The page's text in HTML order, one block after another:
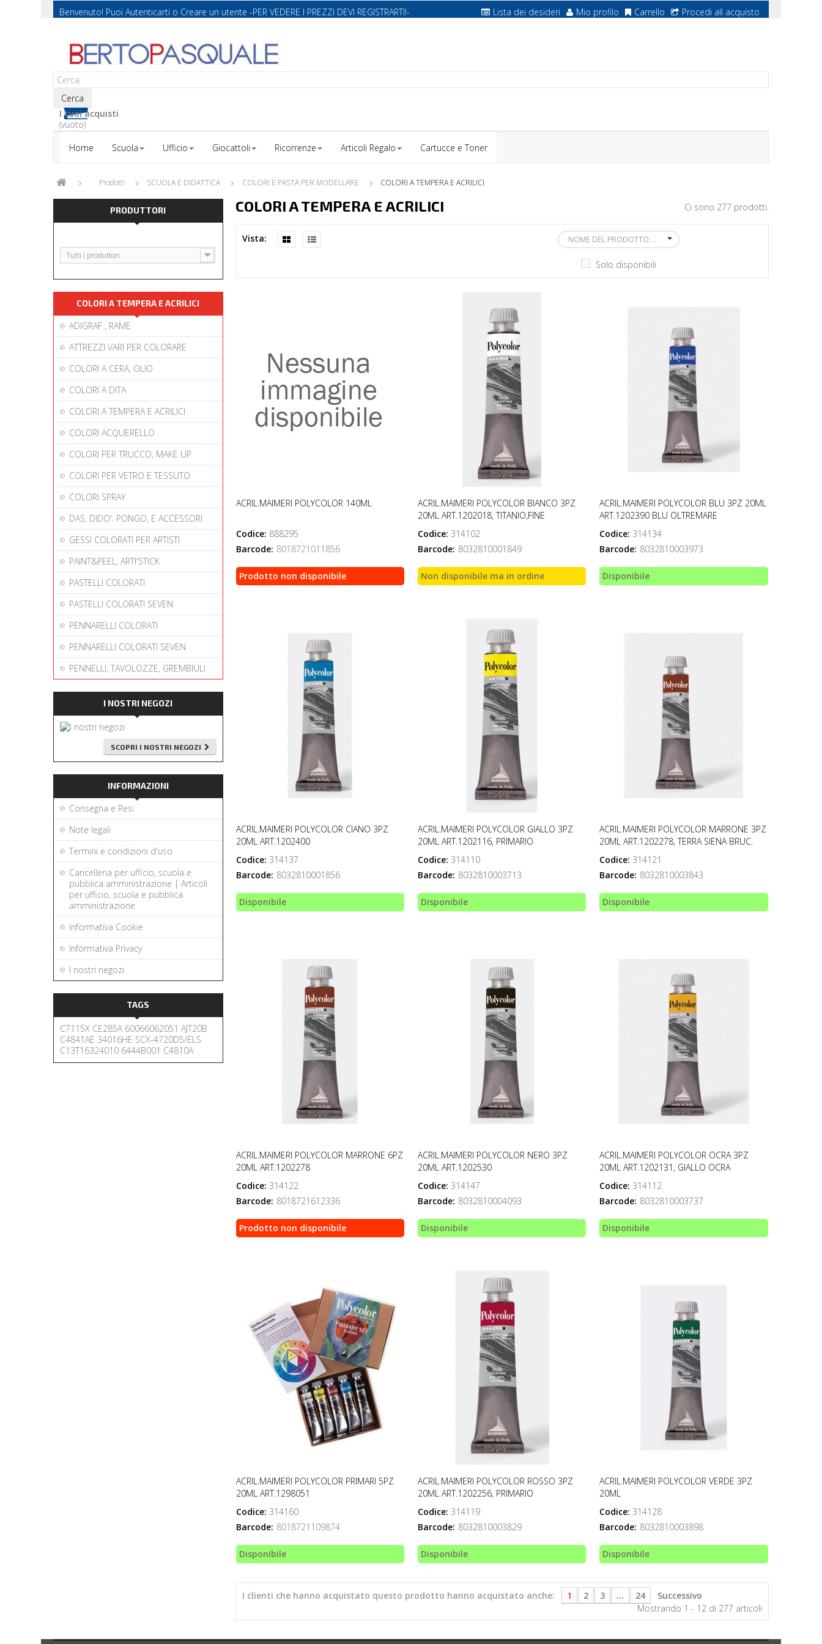
Benvenuto! Puoi Autenticarti o Creare un utente -PER VEDERE I PREZZI DEVI REGISTRARTI!- Lista dei desideri Mio profilo Carrello Procedi all acquisto
Cerca
I tuoi acquisti
(vuoto)
Home
Scuola Ufficio Giocattoli Ricorrenze Articoli Regalo Cartucce e Toner
Prodotti SCUOLA E DIDATTICA COLORI E PASTA PER MODELLARE COLORI A TEMPERA E ACRILICI
PRODUTTORI
Tutti i produttori
COLORI A TEMPERA E ACRILICI
ADIGRAF , RAME
ATTREZZI VARI PER COLORARE
COLORI A CERA, OLIO
COLORI A DITA
COLORI A TEMPERA E ACRILICI
COLORI ACQUERELLO
COLORI PER TRUCCO, MAKE UP
COLORI PER VETRO E TESSUTO
COLORI SPRAY
DAS, DIDO'. PONGO, E ACCESSORI
GESSI COLORATI PER ARTISTI
PAINT&PEEL, ARTI'STICK
PASTELLI COLORATI
PASTELLI COLORATI SEVEN
PENNARELLI COLORATI
PENNARELLI COLORATI SEVEN
PENNELLI, TAVOLOZZE, GREMBIULI
I NOSTRI NEGOZI
SCOPRI I NOSTRI NEGOZI
INFORMAZIONI
Consegna e Resi
Note legali
Termini e condizioni d'uso
Cancelleria per ufficio, scuola e
pubblica amministrazione | Articoli
per ufficio, scuola e pubblica
amministrazione
Informativa Cookie
Informativa Privacy
I nostri negozi
TAGS
C7115X CE285A 60066062051 AJT20B
C4841AE 34016HE SCX-4720D5/ELS
C13T16324010 6444B001 C4810A
COLORI A TEMPERA E ACRILICI Ci sono 277 prodotti.
Vista: NOME DEL PRODOTTO: DALLA A ALLA Z
Solo disponibili
ACRIL.MAIMERI POLYCOLOR 140ML
Codice: 888295
Barcode: 8018721011856
Prodotto non disponibile
ACRIL.MAIMERI POLYCOLOR BIANCO 3PZ
20ML ART.1202018, TITANIO,FINE
Codice: 314102
Barcode: 8032810001849
Non disponibile ma in ordine
ACRIL.MAIMERI POLYCOLOR BLU 3PZ 20ML
ART.1202390 BLU OLTREMARE
Codice: 314134
Barcode: 8032810003973
Disponibile
ACRIL.MAIMERI POLYCOLOR CIANO 3PZ
20ML ART.1202400
Codice: 314137
Barcode: 8032810001856
Disponibile
ACRIL.MAIMERI POLYCOLOR GIALLO 3PZ
20ML ART.1202116, PRIMARIO
Codice: 314110
Barcode: 8032810003713
Disponibile
ACRIL.MAIMERI POLYCOLOR MARRONE 3PZ
20ML ART.1202278, TERRA SIENA BRUC.
Codice: 314121
Barcode: 8032810003843
Disponibile
ACRIL.MAIMERI POLYCOLOR MARRONE 6PZ
20ML ART.1202278
Codice: 314122
Barcode: 8018721612336
Prodotto non disponibile
ACRIL.MAIMERI POLYCOLOR NERO 3PZ
20ML ART.1202530
Codice: 314147
Barcode: 8032810004093
Disponibile
ACRIL.MAIMERI POLYCOLOR OCRA 3PZ
20ML ART.1202131, GIALLO OCRA
Codice: 314112
Barcode: 8032810003737
Disponibile
ACRIL.MAIMERI POLYCOLOR PRIMARI 5PZ
20ML ART.1298051
Codice: 314160
Barcode: 8018721109874
Disponibile
ACRIL.MAIMERI POLYCOLOR ROSSO 3PZ
20ML ART.1202256, PRIMARIO
Codice: 314119
Barcode: 8032810003829
Disponibile
ACRIL.MAIMERI POLYCOLOR VERDE 3PZ
20ML
Codice: 314128
Barcode: 8032810003898
Disponibile
I clienti che hanno acquistato questo prodotto hanno acquistato anche: 1 2 3 ... 24
Successivo
Mostrando 1 - 12 di 277 articoli